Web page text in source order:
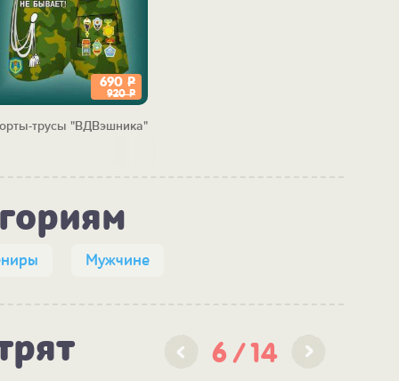
690 Р
920Р
трусы "ВДВэшника"
Мужчине
6 14